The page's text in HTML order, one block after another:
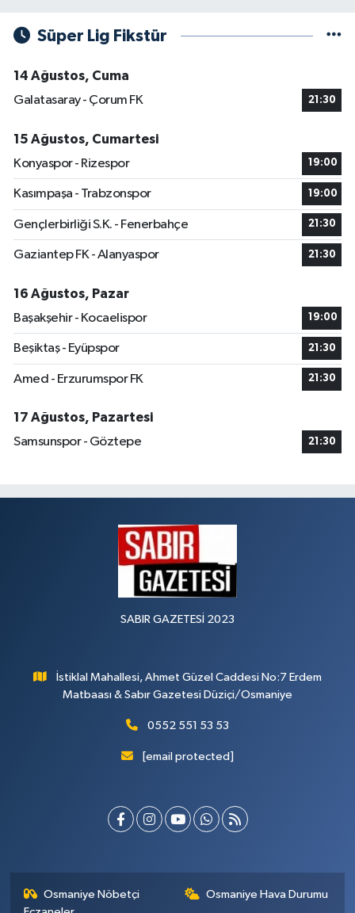
Süper Lig Fikstür
14 Ağustos, Cuma
Galatasaray - Çorum FK
21:30
15 Ağustos, Cumartesi
Konyaspor - Rizespor
19:00
Kasımpaşa - Trabzonspor 19:00
Gençlerbirliği S.K. - Fenerbahçe 21:30
Gaziantep FK - Alanyaspor 21:30
16 Ağustos, Pazar
Başakşehir - Kocaelispor
19:00
Beşiktaş - Eyüpspor 21:30
Amed - Erzurumspor FK 21:30
17 Ağustos, Pazartesi
Samsunspor - Göztepe
21:30
SABIR GAZETESİ 2023
İstiklal Mahallesi, Ahmet Güzel Caddesi No:7 Erdem
Matbaası & Sabır Gazetesi Düziçi/Osmaniye
0552 551 53 53
[email protected]
Osmaniye Nöbetçi
Osmaniye Hava Durumu